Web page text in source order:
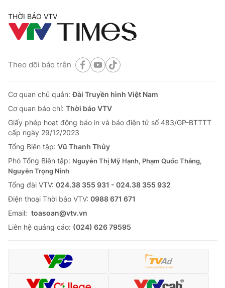
THỜI BÁO VTV
Theo dõi báo trên
Cơ quan chủ quản:Đài Truyền hình Việt Nam
Cơ quan báo chí: Thời báo VTV
Giấy phép hoạt động báo in và báo điện tử số 483/GP-BTTTT
cấp ngày 29/12/2023
Tổng Biên tập: Vũ Thanh Thủy
Phó Tổng Biên tập: Nguyễn Thị Mỹ Hạnh, Phạm Quốc Thắng,
Nguyễn Trọng Ninh
Tổng đài VTV: 024.38 355 931 - 024.38 355 932
Ðiện thoại Thời báo VTV: 0988 671 671
Email: toasoan@vtv.vn
Liên hệ quảng cáo: (024) 626 79595